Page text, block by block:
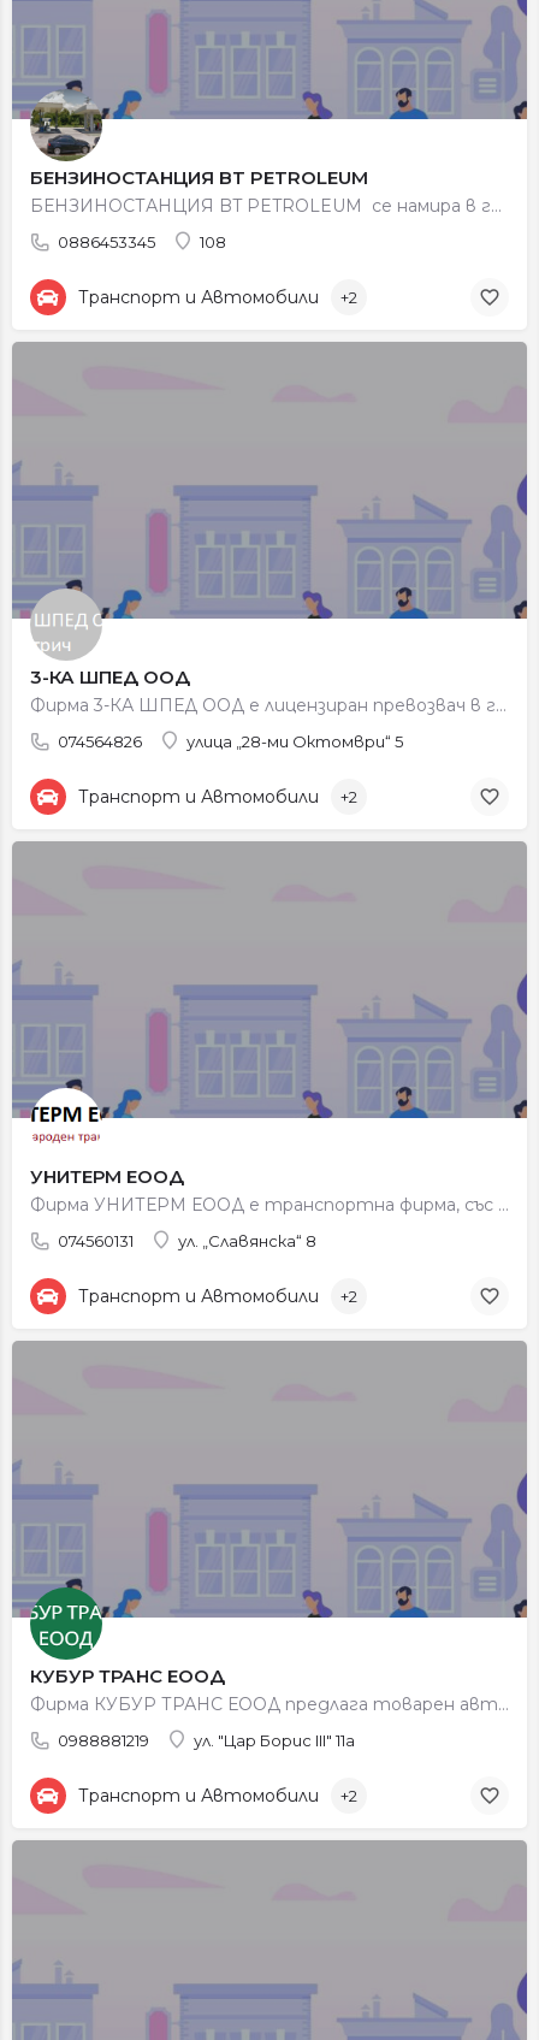
БЕНЗИНОСТАНЦИЯ BT PETROLEUM
БЕНЗИНОСТАНЦИЯ BT PETROLEUM се намира в град Петрич, местност Карача (в дясно по пътя Сандански –…
0886453345 108
Транспорт и Автомобили +2
3-КА ШПЕД ООД
Фирма 3-КА ШПЕД ООД е лицензиран превозвач в град Петрич. Фирмата развива своята дейност в областта на…
074564826 улица „28-ми Октомври“ 5
Транспорт и Автомобили +2
УНИТЕРМ ЕООД
Фирма УНИТЕРМ ЕООД е транспортна фирма, със седалище град Петрич. Фирмата се занимава с международен…
074560131 ул. „Славянска“ 8
Транспорт и Автомобили +2
КУБУР ТРАНС ЕООД
Фирма КУБУР ТРАНС ЕООД предлага товарен автомобилен транспорт.
0988881219 ул. "Цар Борис III" 11а
Транспорт и Автомобили +2